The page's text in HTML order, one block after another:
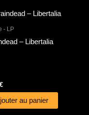
- LP
– Libertalia
€
au panier